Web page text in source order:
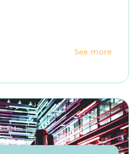
See more